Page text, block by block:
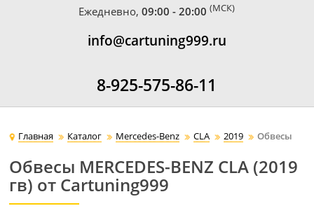
Ежедневно,09:00 - 20:00 (МСК)
info@cartuning999.ru
8-925-575-86-11
Главная Каталог Mercedes-Benz CLA 2019 Обвесы
Обвесы MERCEDES-BENZ CLA (2019
гв) от Cartuning999